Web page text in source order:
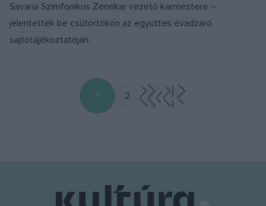
Savaria Szimfonikus Zenekar vezető karmestere –
jelentették be csütörtökön az együttes évadzáró
sajtótájékoztatóján.
1 2 > >>